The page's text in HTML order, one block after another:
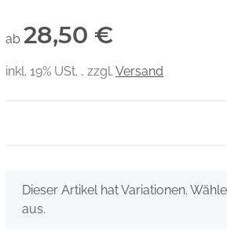
ab 28,50 €
inkl. 19% USt. , zzgl. Versand
xDieser Artikel hat Variationen.
aus.